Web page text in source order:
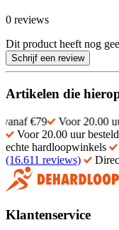
0 reviews
Dit product heeft nog
Schrijf een review
Artikelen die
Voor 20.00 uur
Voor 20.00 uur
echte hardloopwinkels
(16.611 reviews)
Klantenservice